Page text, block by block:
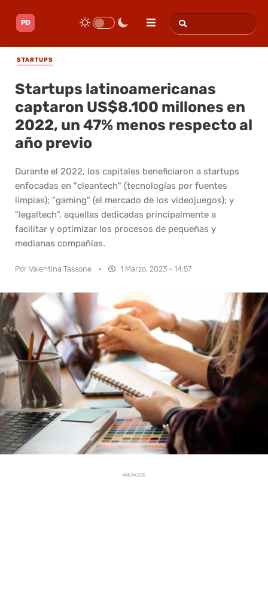
STARTUPS
Startups latinoamericanas
captaron US$8.100 millones en
2022, un 47% menos respecto al
año previo
Durante el 2022, los capitales beneficiaron a startups
enfocadas en "cleantech" (tecnologías por fuentes
limpias); "gaming" (el mercado de los videojuegos); y
"legaltech", aquellas dedicadas principalmente a
facilitar y optimizar los procesos de pequeñas y
medianas compañías.
Por Valentina Tassone · 1 Marzo, 2023 - 14:57
ANUNCIOS